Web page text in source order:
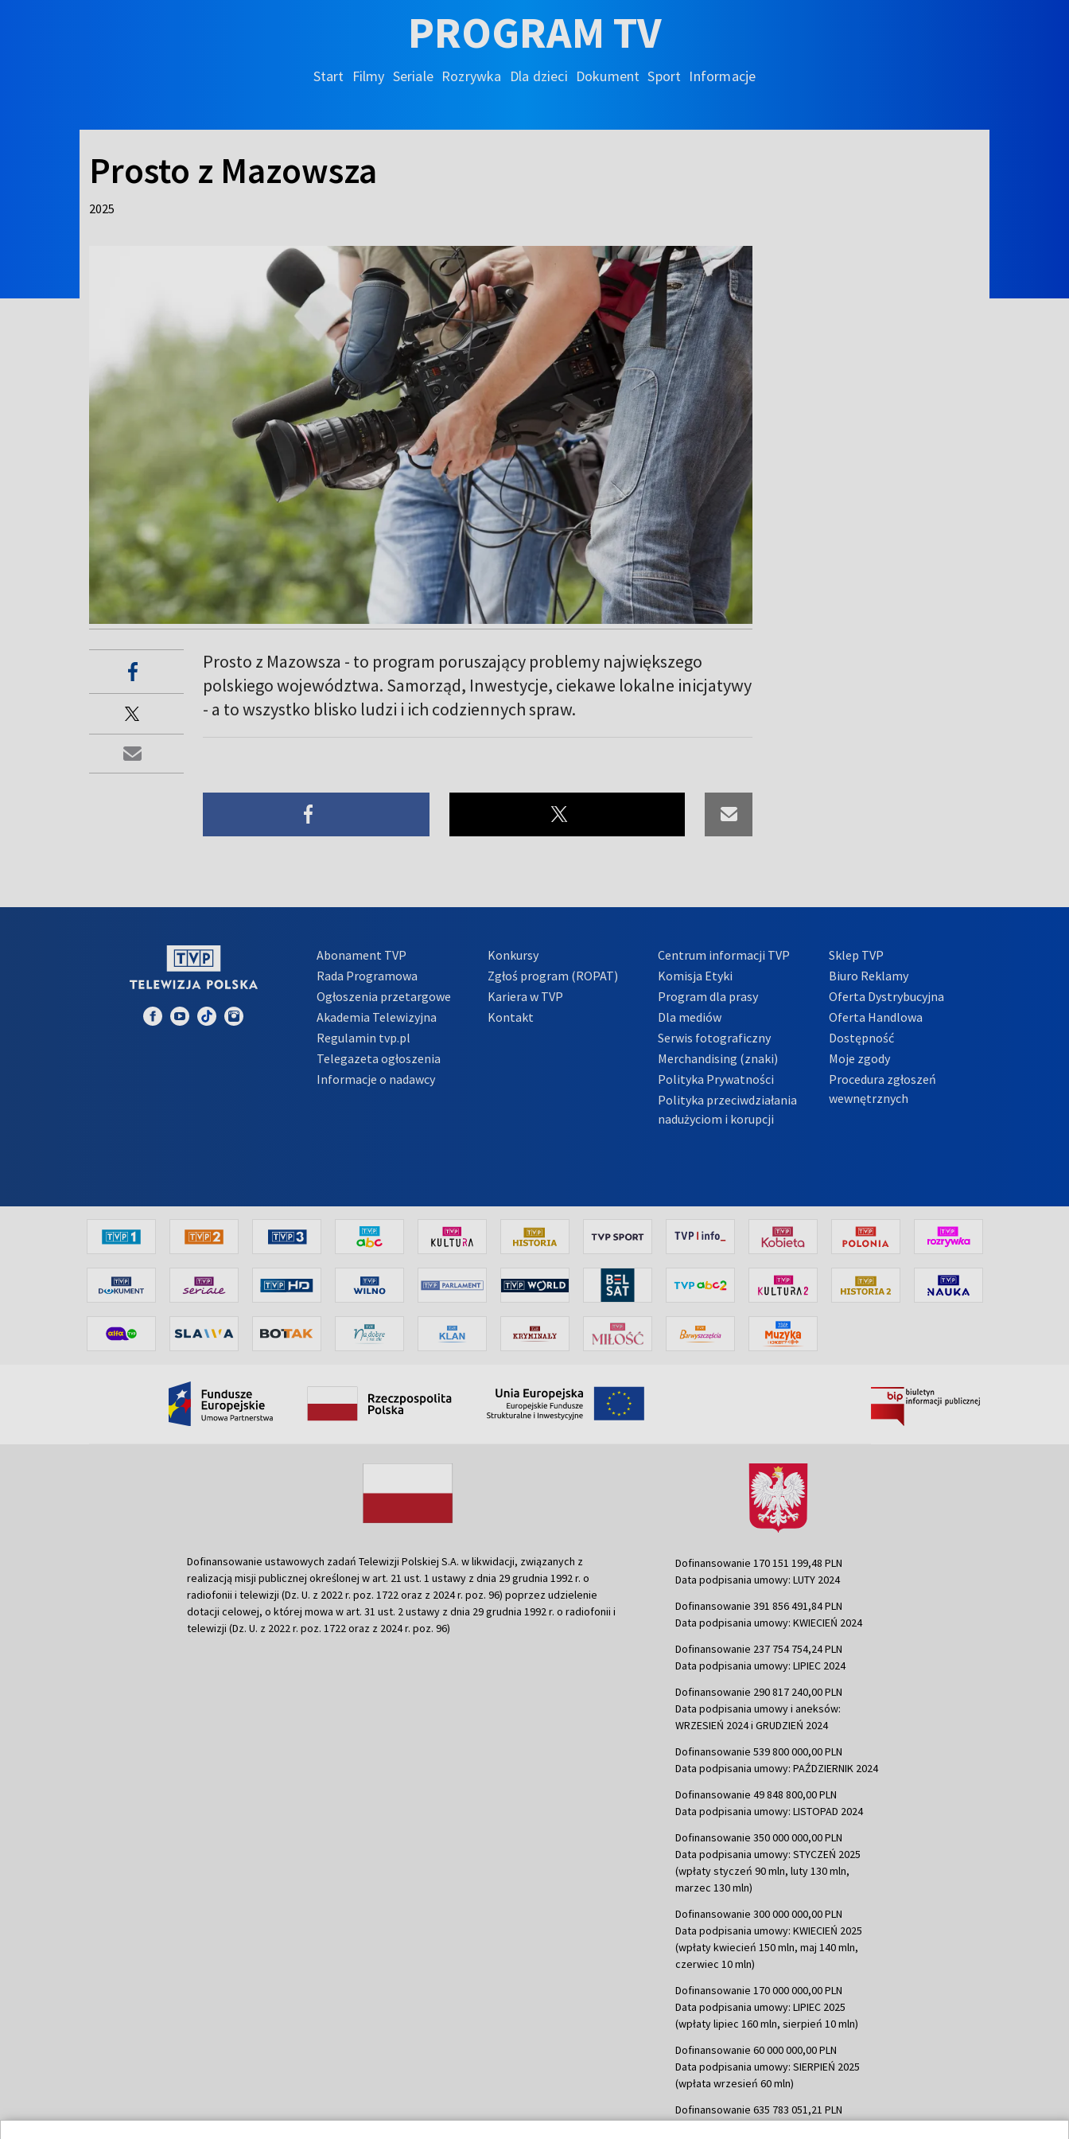
PROGRAM TV
Start Filmy Seriale Rozrywka Dla dzieci Dokument Sport Informacje
Prosto z Mazowsza
2025
Prosto z Mazowsza - to program poruszający problemy największego
polskiego województwa. Samorząd, Inwestycje, ciekawe lokalne inicjatywy
- a to wszystko blisko ludzi i ich codziennych spraw.
Abonament TVP
Rada Programowa
Ogłoszenia przetargowe
Akademia Telewizyjna
Regulamin tvp.pl
Telegazeta ogłoszenia
Informacje o nadawcy
Konkursy
Zgłoś program (ROPAT)
Kariera w TVP
Kontakt
Centrum informacji TVP
Komisja Etyki
Program dla prasy
Dla mediów
Serwis fotograficzny
Merchandising (znaki)
Polityka Prywatności
Polityka przeciwdziałania
nadużyciom i korupcji
Sklep TVP
Biuro Reklamy
Oferta Dystrybucyjna
Oferta Handlowa
Dostępność
Moje zgody
Procedura zgłoszeń
wewnętrznych
Dofinansowanie ustawowych zadań Telewizji Polskiej S.A. w likwidacji, związanych z
realizacją misji publicznej określonej w art. 21 ust. 1 ustawy z dnia 29 grudnia 1992 r. o
radiofonii i telewizji (Dz. U. z 2022 r. poz. 1722 oraz z 2024 r. poz. 96) poprzez udzielenie
dotacji celowej, o której mowa w art. 31 ust. 2 ustawy z dnia 29 grudnia 1992 r. o radiofonii i
telewizji (Dz. U. z 2022 r. poz. 1722 oraz z 2024 r. poz. 96)
Dofinansowanie 170 151 199,48 PLN
Data podpisania umowy: LUTY 2024
Dofinansowanie 391 856 491,84 PLN
Data podpisania umowy: KWIECIEŃ 2024
Dofinansowanie 237 754 754,24 PLN
Data podpisania umowy: LIPIEC 2024
Dofinansowanie 290 817 240,00 PLN
Data podpisania umowy i aneksów:
WRZESIEŃ 2024 i GRUDZIEŃ 2024
Dofinansowanie 539 800 000,00 PLN
Data podpisania umowy: PAŹDZIERNIK 2024
Dofinansowanie 49 848 800,00 PLN
Data podpisania umowy: LISTOPAD 2024
Dofinansowanie 350 000 000,00 PLN
Data podpisania umowy: STYCZEŃ 2025
(wpłaty styczeń 90 mln, luty 130 mln,
marzec 130 mln)
Dofinansowanie 300 000 000,00 PLN
Data podpisania umowy: KWIECIEŃ 2025
(wpłaty kwiecień 150 mln, maj 140 mln,
czerwiec 10 mln)
Dofinansowanie 170 000 000,00 PLN
Data podpisania umowy: LIPIEC 2025
(wpłaty lipiec 160 mln, sierpień 10 mln)
Dofinansowanie 60 000 000,00 PLN
Data podpisania umowy: SIERPIEŃ 2025
(wpłata wrzesień 60 mln)
Dofinansowanie 635 783 051,21 PLN